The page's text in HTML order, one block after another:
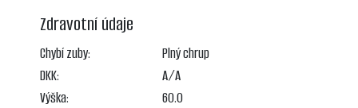
Zdravotní údaje
Chybí zuby:
Plný chrup
DKK:
A/A
Výška:
60.0